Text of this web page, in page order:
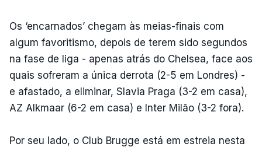
Os ‘encarnados’ chegam às meias-finais com
algum favoritismo, depois de terem sido segundos
na fase de liga - apenas atrás do Chelsea, face aos
quais sofreram a única derrota (2-5 em Londres) -
e afastado, a eliminar, Slavia Praga (3-2 em casa),
AZ Alkmaar (6-2 em casa) e Inter Milão (3-2 fora).
Por seu lado, o Club Brugge está em estreia nesta